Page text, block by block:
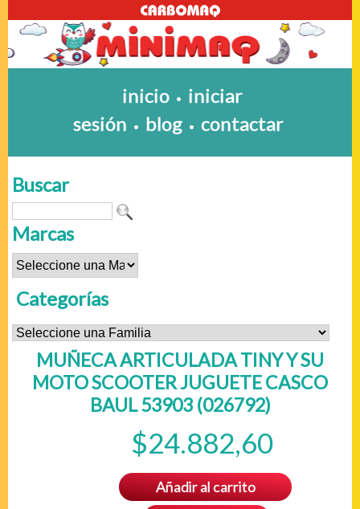
inicio • iniciar
sesión • blog • contactar
Buscar
Marcas
Categorías
MUÑECA ARTICULADA TINY Y SU
MOTO SCOOTER JUGUETE CASCO
BAUL 53903 (026792)
$24.882,60
Añadir al carrito